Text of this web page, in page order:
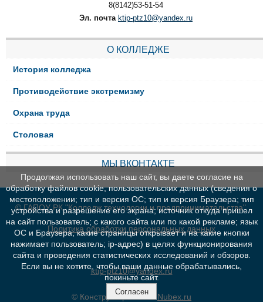
8(8142)53-51-54
Эл. почта ktip-ptz10@yandex.ru
О КОЛЛЕДЖЕ
История колледжа
Противодействие экстремизму
Охрана труда
Столовая
МЫ ВКОНТАКТЕ
© ГАПОУ РК "Колледж технологии и предпринимательства"
Политика обработки персональных данных
ktip-ptz10@yandex.ru
© Конструктор сайтов Nubex.ru
Продолжая использовать наш сайт, вы даете согласие на
обработку файлов cookie, пользовательских данных (сведения о
местоположении; тип и версия ОС; тип и версия Браузера; тип
устройства и разрешение его экрана; источник откуда пришел
на сайт пользователь; с какого сайта или по какой рекламе; язык
ОС и Браузера; какие страницы открывает и на какие кнопки
нажимает пользователь; ip-адрес) в целях функционирования
сайта и проведения статистических исследований и обзоров.
Если вы не хотите, чтобы ваши данные обрабатывались,
покиньте сайт.
Согласен